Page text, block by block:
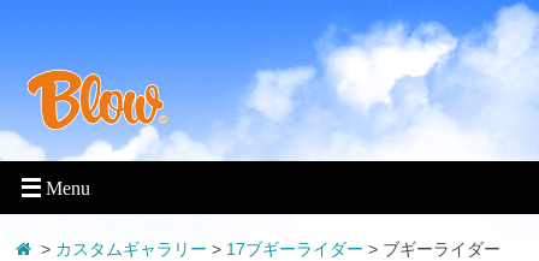
> カスタムギャラリー > 17ブギーライダー > ブギーライダー